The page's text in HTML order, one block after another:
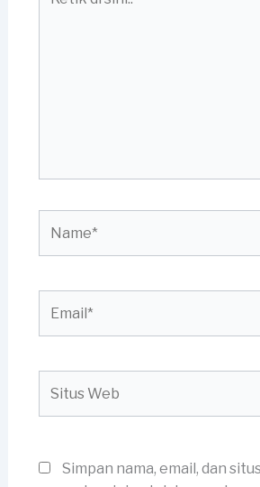
Web
Simpan nama, email, dan